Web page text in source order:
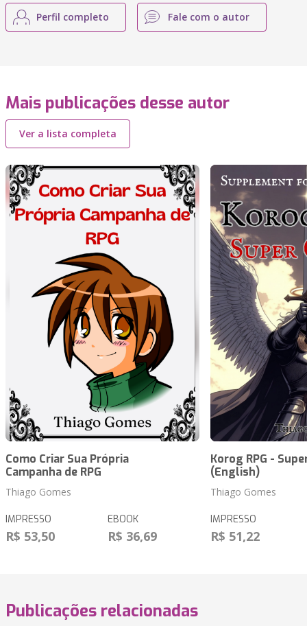
Perfil completo Fale com o autor
Mais publicações desse autor
Ver a lista completa
Como Criar Sua Própria
Campanha de RPG
Thiago Gomes
IMPRESSO
R$ 53,50
EBOOK
R$ 36,69
Korog RPG -
(English)
Thiago Gomes
IMPRESSO
R$ 51,22
Publicações relacionadas